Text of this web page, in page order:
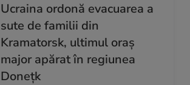
Ucraina ordonă evacuarea a
sute de familii din
Kramatorsk, ultimul oraș
major apărat în regiunea
Donețk